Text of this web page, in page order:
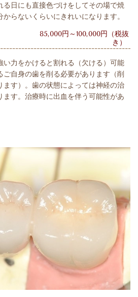
る日にも直接色づけをしてその場で焼
らないくらいにきれいになります。
85,000円～100,000円（税抜
き）
い力をかけると割れる（欠ける）可能
自身の歯を削る必要があります（削
ます）。歯の状態によっては神経の治
ます。治療時に出血を伴う可能性があ